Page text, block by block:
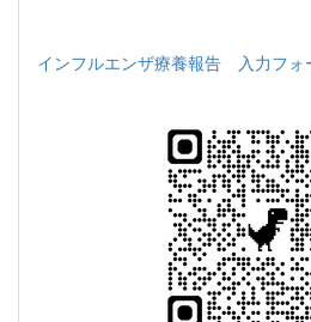
インフルエンザ療養報告 入力フォ